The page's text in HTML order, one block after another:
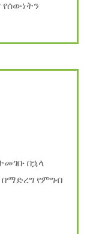
የሰውነትን
በኋላ
የምግብ